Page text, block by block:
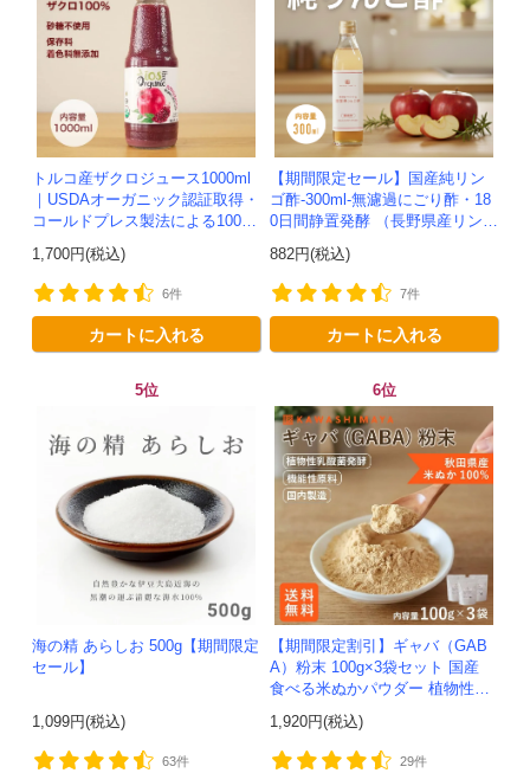
トルコ産ザクロジュース1000ml
｜USDAオーガニック認証取得・
コールドプレス製法による100%
ザクロジュース
1,700円(税込)
6件
カートに入れる
【期間限定セール】国産純リン
ゴ酢-300ml-無濾過にごり酢・18
0日間静置発酵 （長野県産リンゴ
100%）-かわしま屋-
882円(税込)
7件
カートに入れる
5位
海の精 あらしお 500g【期間限定
セール】
1,099円(税込)
63件
6位
【期間限定割引】ギャバ（GAB
A）粉末 100g×3袋セット 国産
食べる米ぬかパウダー 植物性乳
酸菌発酵 -かわしま屋- 【送料無
料】*メール便での発送...
1,920円(税込)
29件